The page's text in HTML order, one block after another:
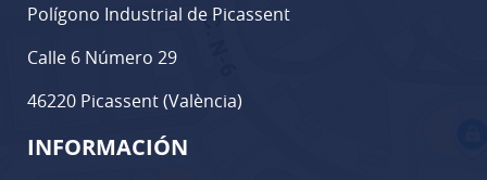
Polígono Industrial de Picassent
Calle 6 Número 29
46220 Picassent (València)
INFORMACIÓN